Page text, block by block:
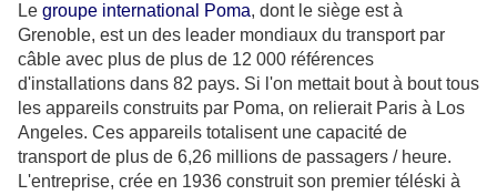
Le groupe international Poma, dont le siège est à
Grenoble, est un des leader mondiaux du transport par
câble avec plus de plus de 12 000 références
d'installations dans 82 pays. Si l'on mettait bout à bout tous
les appareils construits par Poma, on relierait Paris à Los
Angeles. Ces appareils totalisent une capacité de
transport de plus de 6,26 millions de passagers / heure.
L'entreprise, crée en 1936 construit son premier téléski à